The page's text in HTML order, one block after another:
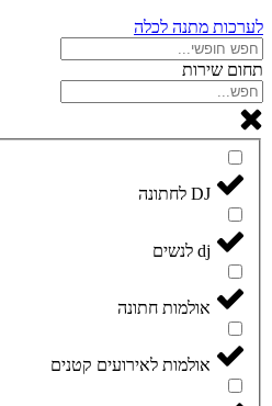
לערכות מתנה לכלה
תחום שירות
DJ לחתונה
dj לנשים
אולמות חתונה
אולמות לאירועים קטנים